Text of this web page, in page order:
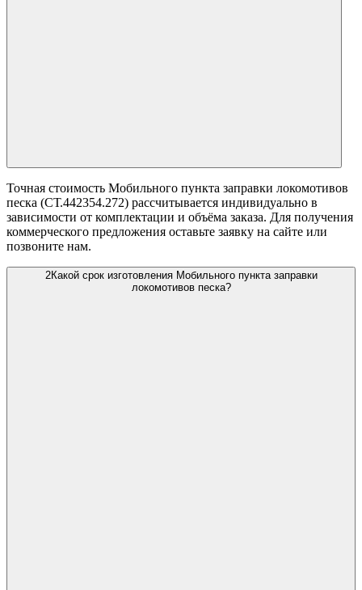
Точная стоимость Мобильного пункта заправки локомотивов
песка (СТ.442354.272) рассчитывается индивидуально в
зависимости от комплектации и объёма заказа. Для получения
коммерческого предложения оставьте заявку на сайте или
позвоните нам.
2Какой срок изготовления Мобильного пункта заправки
локомотивов песка?